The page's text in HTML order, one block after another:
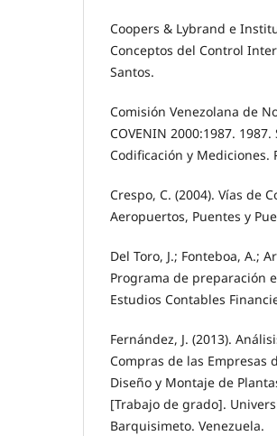
Coopers & Lybrand e
Conceptos del Control
Santos.
Comisión Venezolana de
COVENIN 2000:1987.
Codificación y Mediciones.
Crespo, C. (2004). Vías de
Aeropuertos, Puentes y
Del Toro, J.; Fonteboa, A.;
Programa de preparación
Estudios Contables
Fernández, J. (2013).
Compras de las Empresas
Diseño y Montaje de
[Trabajo de grado].
Barquisimeto. Venezuela.